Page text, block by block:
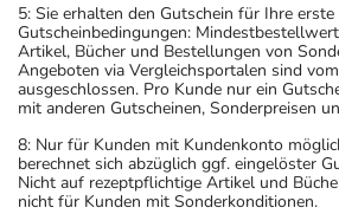
5: Sie erhalten den Gutschein für Ihre
Gutscheinbedingungen:
Artikel, Bücher und Bestellungen von
Angeboten via Vergleichsportalen sind
ausgeschlossen. Pro Kunde nur ein
mit anderen Gutscheinen, Sonderpreisen
8: Nur für Kunden mit Kundenkonto
berechnet sich abzüglich ggf. eingelöster
Nicht auf rezeptpflichtige Artikel und
nicht für Kunden mit Sonderkonditionen.